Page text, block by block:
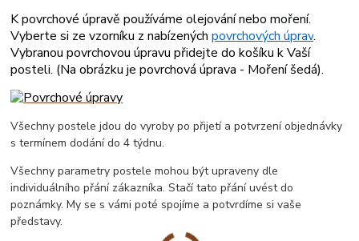
K povrchové úpravě používáme olejování nebo moření.
Vyberte si ze vzorníku z nabízenýchpovrchových úprav.
Vybranou povrchovou úpravu přidejte do košíku k Vaší
posteli. (Na obrázku je povrchová úprava - Moření šedá).
Všechny postele jdou do vyroby po přijetí a potvrzení objednávky
s termínem dodání do 4 týdnu.
Všechny parametry postele mohou být upraveny dle
individuálního přání zákazníka. Stačí tato přání uvést do
poznámky. My se s vámi poté spojíme a potvrdíme si vaše
představy.